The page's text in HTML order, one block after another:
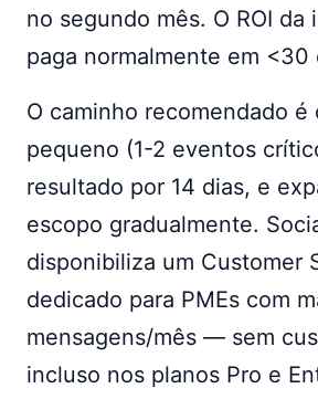
no segundo mês. O ROI da
paga normalmente em <30
O caminho recomendado é
pequeno (1-2 eventos
resultado por 14 dias, e
escopo gradualmente.
disponibiliza um Customer
dedicado para PMEs com
mensagens/mês — sem
incluso nos planos Pro e